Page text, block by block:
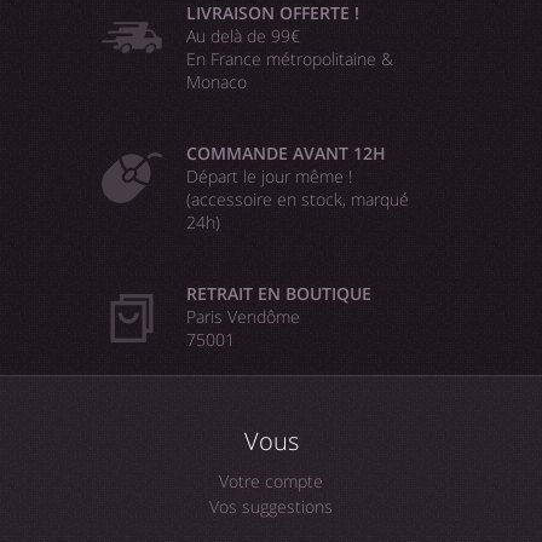
LIVRAISON OFFERTE !
Au delà de 99€
En France métropolitaine &
Monaco
COMMANDE AVANT 12H
Départ le jour même !
(accessoire en stock, marqué
24h)
RETRAIT EN BOUTIQUE
Paris Vendôme
75001
Vous
Votre compte
Vos suggestions